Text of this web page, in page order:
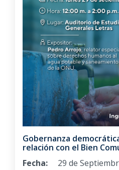
Gobernanza
relación con el Bien
Fecha:
29 de